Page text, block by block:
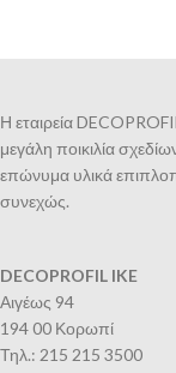
Η εταιρεία
μεγάλη ποικιλία
επώνυμα υλικά
συνεχώς.
DECOPROFIL IKE
Αιγέως 94
194 00 Κορωπί
Τηλ.: 215 215 3500